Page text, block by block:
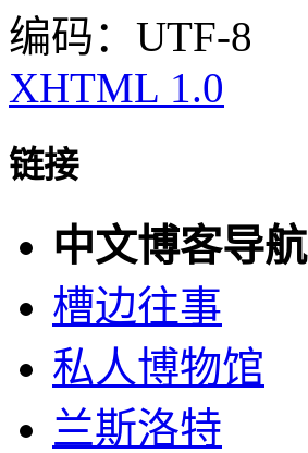
编码：UTF-8
XHTML 1.0
链接
中文博客导航
槽边往事
私人博物馆
兰斯洛特